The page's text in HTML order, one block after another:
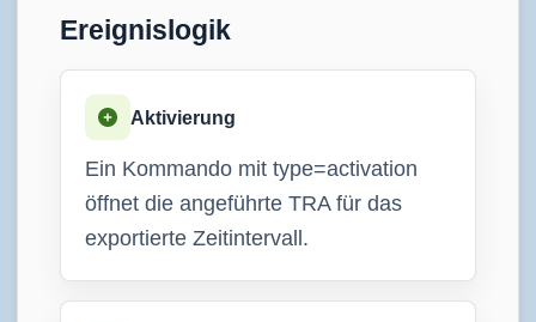
Ereignislogik
Aktivierung
Ein Kommando mit type=activation
öffnet die angeführte TRA für das
exportierte Zeitintervall.